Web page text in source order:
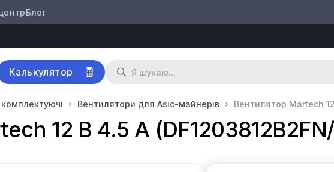
Блог
Калькулятор
Вентилятори для Asic-майнерів Вентилятор Martech
12 В 4.5 А